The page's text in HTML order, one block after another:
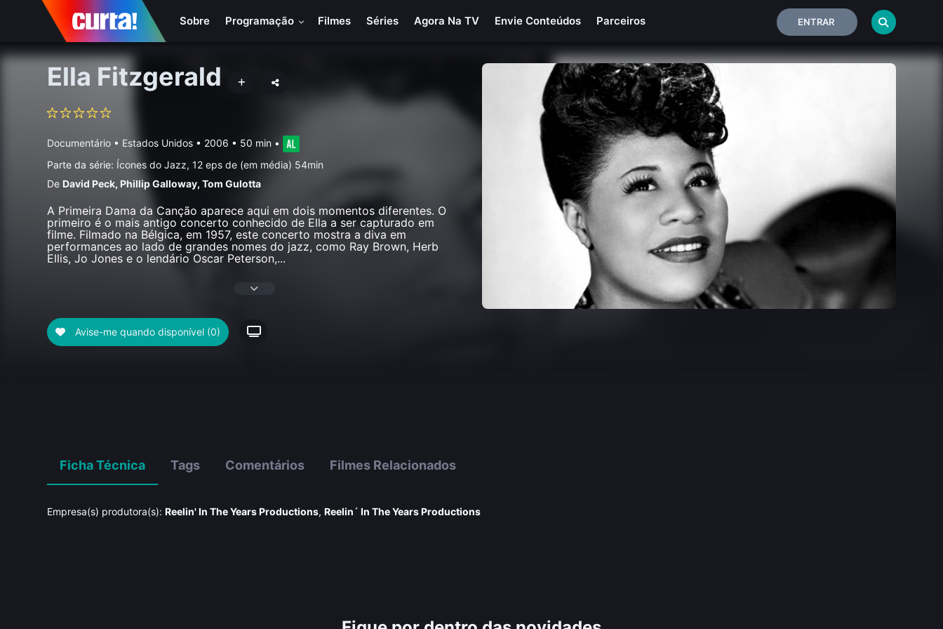
Sobre Programação Filmes Séries Agora Na TV Envie Conteúdos Parceiros ENTRAR
Ella Fitzgerald
Documentário • Estados Unidos • 2006 • 50 min •
Parte da série: Ícones do Jazz, 12 eps de (em média) 54min
De David Peck, Phillip Galloway,Tom Gulotta
A Primeira Dama da Canção aparece aqui em dois momentos diferentes. O
primeiro é o mais antigo concerto conhecido de Ella a ser capturado em
filme. Filmado na Bélgica, em 1957, este concerto mostra a diva em
performances ao lado de grandes nomes do jazz, como Ray Brown, Herb
Ellis, Jo Jones e o lendário Oscar Peterson,...
Avise-me quando disponível (0)
Ficha Técnica Tags Comentários Filmes Relacionados
Empresa(s) produtora(s): Reelin' In The Years Productions,Reelin´ In The Years Productions